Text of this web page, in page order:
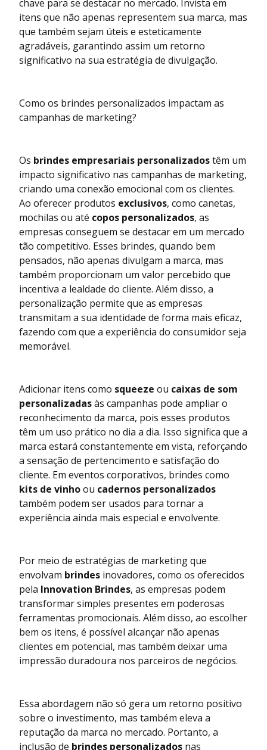
chave para se destacar no mercado. Invista em
itens que não apenas representem sua marca, mas
que também sejam úteis e esteticamente
agradáveis, garantindo assim um retorno
significativo na sua estratégia de divulgação.
Como os brindes personalizados impactam as
campanhas de marketing?
Os brindes empresariais personalizadostêm um
impacto significativo nas campanhas de marketing,
criando uma conexão emocional com os clientes.
Ao oferecer produtos exclusivos, como canetas,
mochilas ou até copos personalizados, as
empresas conseguem se destacar em um mercado
tão competitivo. Esses brindes, quando bem
pensados, não apenas divulgam a marca, mas
também proporcionam um valor percebido que
incentiva a lealdade do cliente. Além disso, a
personalização permite que as empresas
transmitam a sua identidade de forma mais eficaz,
fazendo com que a experiência do consumidor seja
memorável.
Adicionar itens como squeeze ou caixas de som
personalizadasàs campanhas pode ampliar o
reconhecimento da marca, pois esses produtos
têm um uso prático no dia a dia. Isso significa que a
marca estará constantemente em vista, reforçando
a sensação de pertencimento e satisfação do
cliente. Em eventos corporativos, brindes como
kits de vinhoou cadernos personalizados
também podem ser usados para tornar a
experiência ainda mais especial e envolvente.
Por meio de estratégias de marketing que
envolvam brindes inovadores, como os oferecidos
pela Innovation Brindes, as empresas podem
transformar simples presentes em poderosas
ferramentas promocionais. Além disso, ao escolher
bem os itens, é possível alcançar não apenas
clientes em potencial, mas também deixar uma
impressão duradoura nos parceiros de negócios.
Essa abordagem não só gera um retorno positivo
sobre o investimento, mas também eleva a
reputação da marca no mercado. Portanto, a
inclusão de brindes personalizados nas